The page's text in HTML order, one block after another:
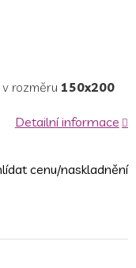
v rozměru 150x200
Detailní informace